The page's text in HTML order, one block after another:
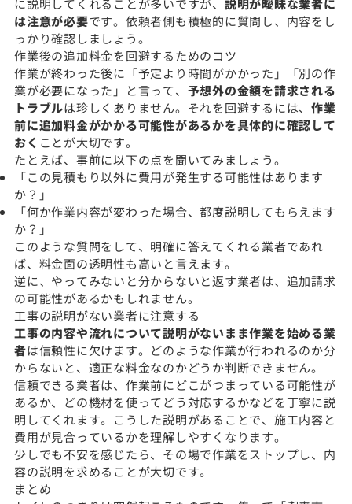
に説明してくれることが多いですが、 説明が曖昧な業者に
は注意が必要です。依頼者側も積極的に質問し、内容をし
っかり確認しましょう。
作業後の追加料金を回避するためのコツ
作業が終わった後に「予定より時間がかかった」「別の作
業が必要になった」と言って、 予想外の金額を請求される
トラブルは珍しくありません。それを回避するには、 作業
前に追加料金がかかる可能性があるかを具体的に確認して
おく ことが大切です。
たとえば、事前に以下の点を聞いてみましょう。
「この見積もり以外に費用が発生する可能性はあります
か？」
「何か作業内容が変わった場合、都度説明してもらえます
か？」
このような質問をして、明確に答えてくれる業者であれ
ば、料金面の透明性も高いと言えます。
逆に、やってみないと分からないと返す業者は、追加請求
の可能性があるかもしれません。
工事の説明がない業者に注意する
工事の内容や流れについて説明がないまま作業を始める業
者は信頼性に欠けます。どのような作業が行われるのか分
からないと、適正な料金なのかどうか判断できません。
信頼できる業者は、作業前にどこがつまっている可能性が
あるか、どの機材を使ってどう対応するかなどを丁寧に説
明してくれます。こうした説明があることで、施工内容と
費用が見合っているかを理解しやすくなります。
少しでも不安を感じたら、その場で作業をストップし、内
容の説明を求めることが大切です。
まとめ